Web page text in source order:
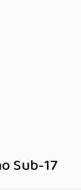
Sub-17